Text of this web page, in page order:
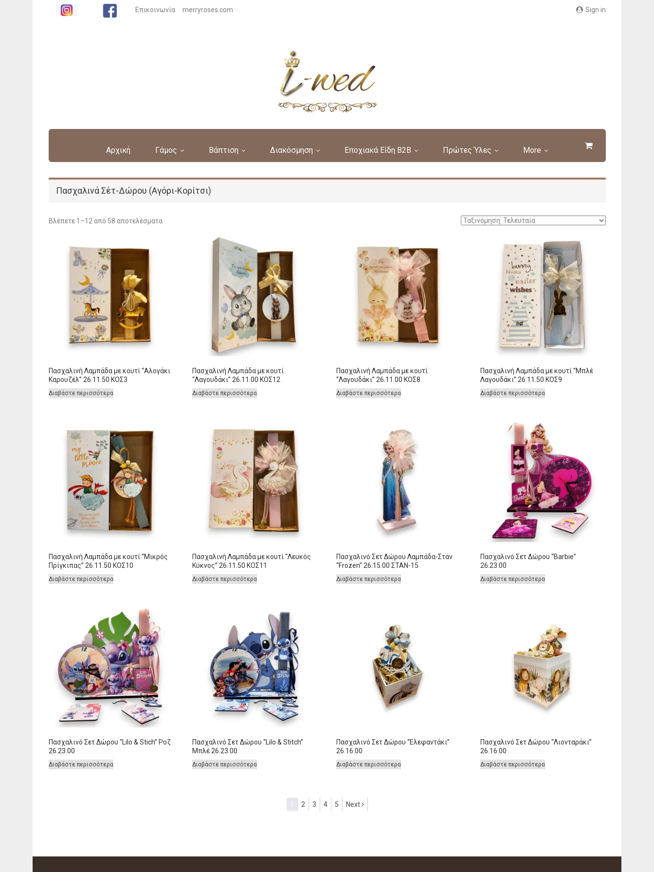
Sign in
Επικοινωνία merryroses.com
Αρχική Γάμος Βάπτιση Διακόσμηση Εποχιακά Είδη B2B Πρώτες Ύλες More
Πασχαλινά Σέτ-Δώρου (Αγόρι-Κορίτσι)
Βλέπετε 1–12 από 58 αποτελέσματαSorted
Πασχαλινή Λαμπάδα με κουτί “Αλογάκι
Καρουζέλ” 26.11.50 ΚΟΣ3
Διαβάστε περισσότερα
Πασχαλινή Λαμπάδα με κουτί
“Λαγουδάκι” 26.11.00 ΚΟΣ12
Διαβάστε περισσότερα
Πασχαλινή Λαμπάδα με κουτί
“Λαγουδάκι” 26.11.00 ΚΟΣ8
Διαβάστε περισσότερα
Πασχαλινή Λαμπάδα με κουτί “Μπλέ
Λαγουδάκι” 26.11.50 ΚΟΣ9
Διαβάστε περισσότερα
Πασχαλινή Λαμπάδα με κουτί “Μικρός
Πρίγκιπας” 26.11.50 ΚΟΣ10
Διαβάστε περισσότερα
Πασχαλινή Λαμπάδα με κουτί “Λευκός
Κύκνος” 26.11.50 ΚΟΣ11
Διαβάστε περισσότερα
Πασχαλινό Σετ Δώρου Λαμπάδα-Σταν
“Frozen” 26.15.00 ΣΤΑΝ-15
Διαβάστε περισσότερα
Πασχαλινό Σετ Δώρου “Barbie”
26.23.00
Διαβάστε περισσότερα
Πασχαλινό Σετ Δώρου “Lilo & Stich” Ροζ
26.23.00
Διαβάστε περισσότερα
Πασχαλινό Σετ Δώρου “Lilo & Stitch”
Μπλέ 26.23.00
Διαβάστε περισσότερα
Πασχαλινό Σετ Δώρου “Ελεφαντάκι”
26.16.00
Διαβάστε περισσότερα
Πασχαλινό Σετ Δώρου “Λιονταράκι”
26.16.00
Διαβάστε περισσότερα
1 2 3 4 5 Next